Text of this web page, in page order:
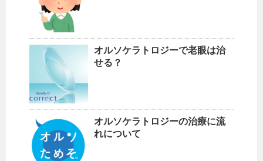
オルソケラトロジーで老眼は治
せる？
オルソケラトロジーの治療に流
れについて